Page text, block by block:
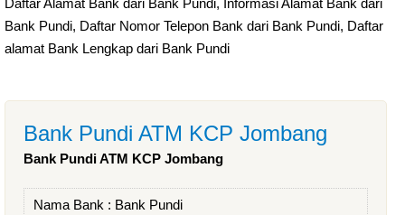
Daftar Alamat Bank dari Bank Pundi, Informasi Alamat Bank dari
Bank Pundi, Daftar Nomor Telepon Bank dari Bank Pundi, Daftar
alamat Bank Lengkap dari Bank Pundi
Bank Pundi ATM KCP Jombang
Bank Pundi ATM KCP Jombang
Nama Bank : Bank Pundi